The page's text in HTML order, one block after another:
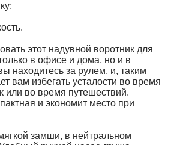
этот надувной воротник для
в офисе и дома, но и в
находитесь за рулем, и, таким
вам избегать усталости во время
или во время путешествий.
и экономит место при
замши, в нейтральном